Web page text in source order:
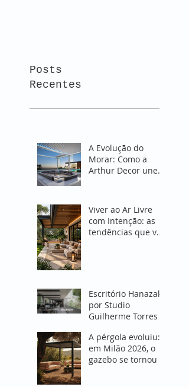
Posts
Recentes
A Evolução do
Morar: Como a
Arthur Decor une
Abertos
Viver ao Ar Livre
com Intenção: as
tendências que vão
Escritório Hanazaki
por Studio
Guilherme Torres
A pérgola evoluiu:
em Milão 2026, o
gazebo se tornou o